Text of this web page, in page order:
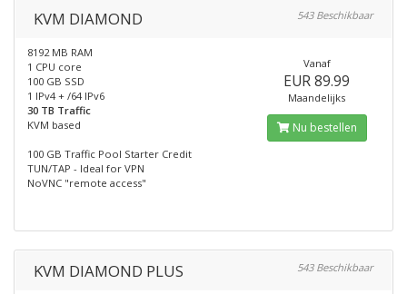
KVM DIAMOND 543 Beschikbaar
8192 MB RAM
1 CPU core
100 GB SSD
1 IPv4 + /64 IPv6
30 TB Traffic
KVM based
100 GB Traffic Pool Starter Credit
TUN/TAP - Ideal for VPN
NoVNC "remote access"
Vanaf
EUR 89.99
Maandelijks
Nu bestellen
KVM DIAMOND PLUS 543 Beschikbaar